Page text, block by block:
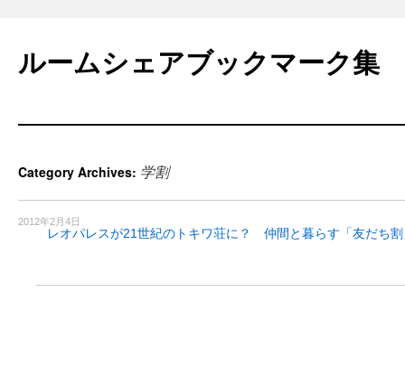
content
ルームシェアブックマーク集
Category Archives: 学割
2012年2月4日
レオパレスが21世紀のトキワ荘に？ 仲間と暮らす「友だち